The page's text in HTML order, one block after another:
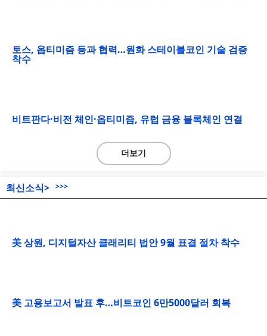
토스, 옵티미즘 등과 협력…원화 스테이블코인 기술 검증
착수
비트판다·비전 체인·옵티미즘, 유럽 금융 블록체인 연결
더보기
최신소식> >>>
美 상원, 디지털자산 클래리티 법안 9월 표결 절차 착수
美 고용보고서 발표 후…비트코인 6만5000달러 회복